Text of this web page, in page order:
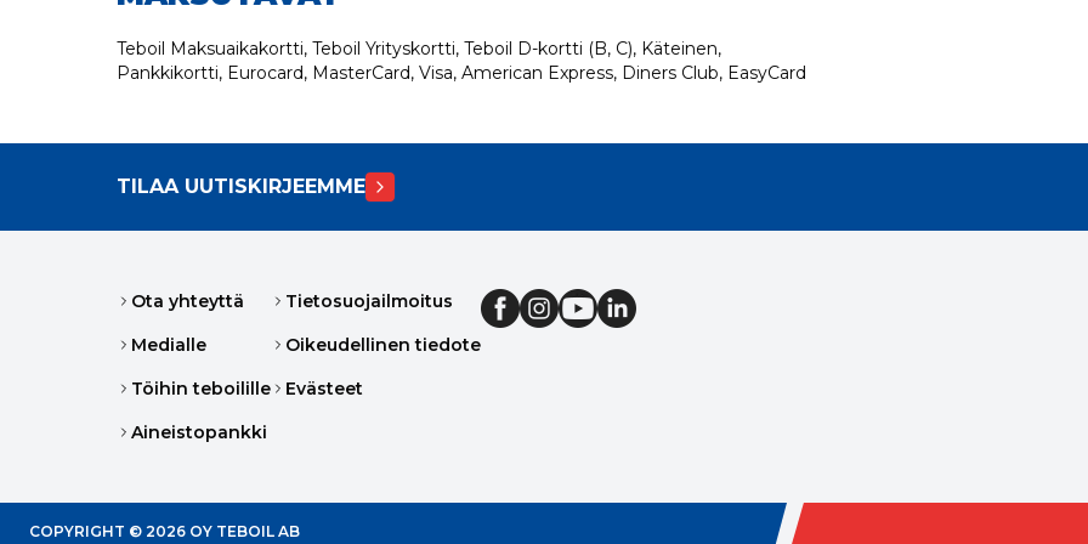
Teboil Maksuaikakortti, Teboil Yrityskortti, Teboil D-kortti (B, C), Käteinen,
Pankkikortti, Eurocard, MasterCard, Visa, American Express, Diners Club, EasyCard
TILAA UUTISKIRJEEMME
Ota yhteyttä
Medialle
Töihin teboilille
Aineistopankki
Tietosuojailmoitus
Oikeudellinen tiedote
Evästeet
COPYRIGHT © 2026 OY TEBOIL AB